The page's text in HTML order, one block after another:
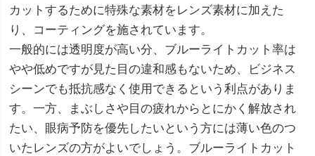
カットするために特殊な素材をレンズ素材に加えた
り、コーティングを施されています。
一般的には透明度が高い分、ブルーライトカット率は
やや低めですが見た目の違和感もないため、ビジネス
シーンでも抵抗感なく使用できるという利点がありま
す。一方、まぶしさや目の疲れからとにかく解放され
たい、眼病予防を優先したいという方には薄い色のつ
いたレンズの方がよいでしょう。ブルーライトカット